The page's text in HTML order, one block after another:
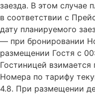
заезда. В этом случае
в соответствии с
дату планируемого
— при бронировании
размещении Гостя с
Гостиницей
Номера по тарифу
4.8. При размещении